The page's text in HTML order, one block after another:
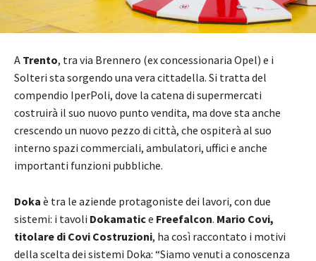
A Trento, tra via Brennero (ex concessionaria Opel) e i
Solteri sta sorgendo una vera cittadella. Si tratta del
compendio IperPoli, dove la catena di supermercati
costruirà il suo nuovo punto vendita, ma dove sta anche
crescendo un nuovo pezzo di città, che ospiterà al suo
interno spazi commerciali, ambulatori, uffici e anche
importanti funzioni pubbliche.
Doka è tra le aziende protagoniste dei lavori, con due
sistemi: i tavoli Dokamatice Freefalcon. Mario Covi,
titolare di Covi Costruzioni, ha così raccontato i motivi
della scelta dei sistemi Doka: “Siamo venuti a conoscenza